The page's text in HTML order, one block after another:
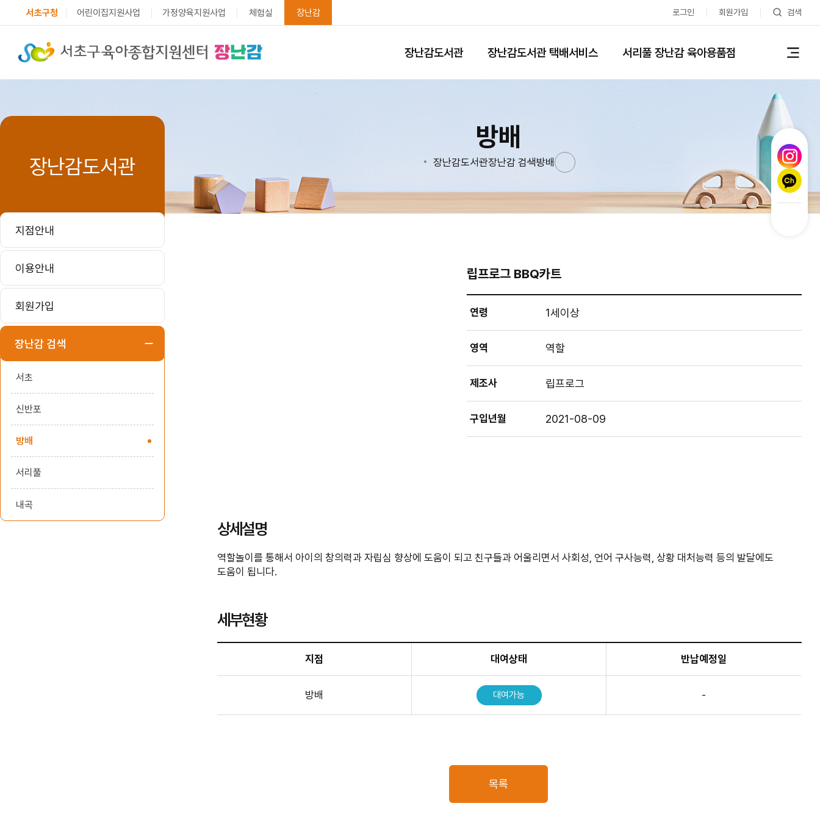
서초구청 어린이집지원사업 가정양육지원사업 체험실 장난감 로그인 회원가입 검색
장난감도서관 장난감도서관 택배서비스 서리풀 장난감 육아용품점
방배
장난감도서관장난감 검색방배
장난감도서관
지점안내
이용안내
회원가입
장난감 검색
서초
신반포
방배
서리풀
내곡
립프로그 BBQ카트
연령 1세이상
영역 역할
제조사 립프로그
구입년월 2021-08-09
상세설명
역할놀이를 통해서 아이의 창의력과 자립심 향상에 도움이 되고 친구들과 어울리면서 사회성, 언어 구사능력, 상황 대처능력 등의 발달에도
도움이 됩니다.
세부현황
지점 대여상태 반납예정일
방배 대여가능 -
목록